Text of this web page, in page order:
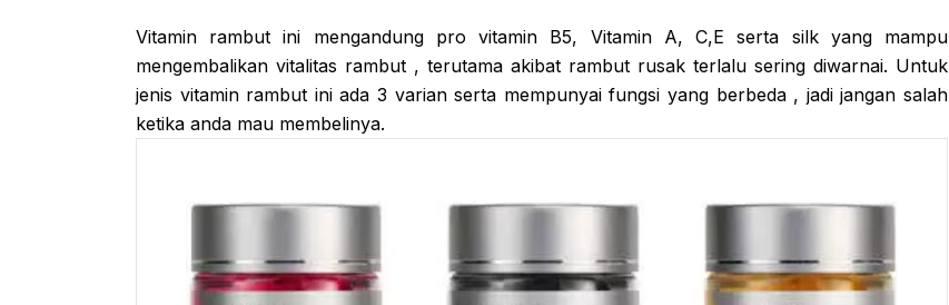
Vitamin rambut ini mengandung pro vitamin B5, Vitamin A, C,E serta silk yang mampu
mengembalikan vitalitas rambut , terutama akibat rambut rusak terlalu sering diwarnai. Untuk
jenis vitamin rambut ini ada 3 varian serta mempunyai fungsi yang berbeda , jadi jangan salah
ketika anda mau membelinya.